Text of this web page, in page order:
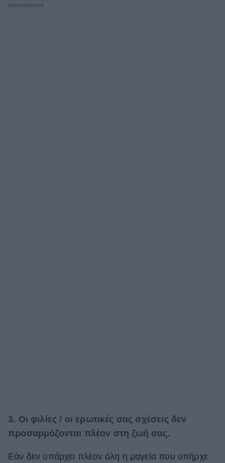
3. Οι φιλίες / οι ερωτικές σας σχέσεις δεν
προσαρμόζονται πλέον στη ζωή σας.
Εάν δεν υπάρχει πλέον όλη η μαγεία που υπήρχε